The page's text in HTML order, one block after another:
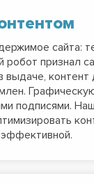
сайта:
робот признал
выдаче,
подписями.
эффективной.